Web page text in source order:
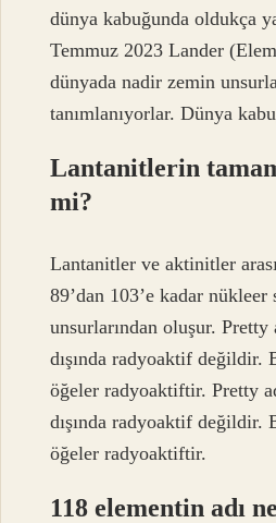
dünya kabuğunda oldukça
Temmuz 2023 Lander
dünyada nadir zemin
tanımlanıyorlar. Dünya
Lantanitlerin
mi?
Lantanitler ve aktinitler
89’dan 103’e kadar nükleer
unsurlarından oluşur. Pretty
dışında radyoaktif değildir.
öğeler radyoaktiftir. Pretty
dışında radyoaktif değildir.
öğeler radyoaktiftir.
118 elementin adı